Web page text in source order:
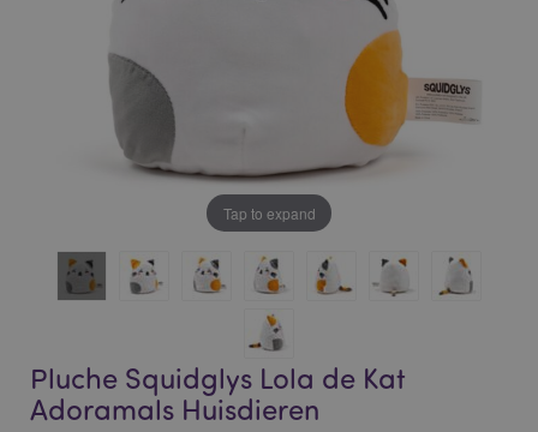
Tap to expand
Pluche Squidglys Lola de Kat
Adoramals Huisdieren